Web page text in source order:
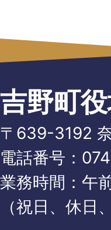
吉野町
〒639-3192
電話番号：
業務時間：午
（祝日、休